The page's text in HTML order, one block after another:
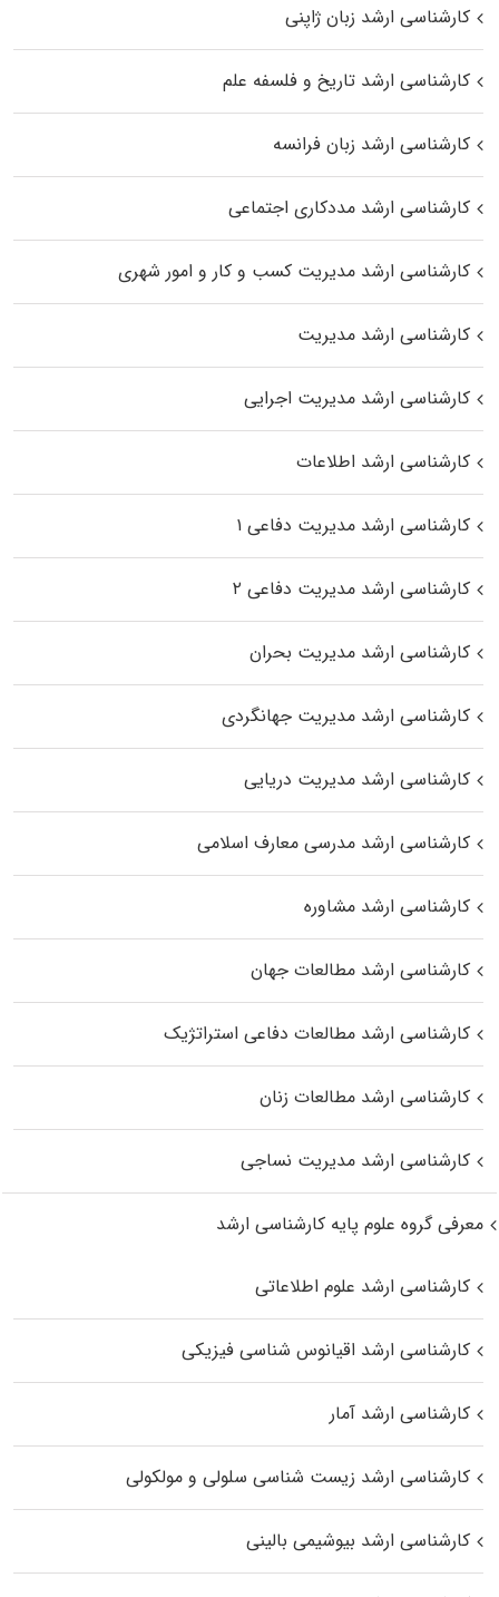
کارشناسی ارشد زبان ژاپنی
کارشناسی ارشد تاریخ و فلسفه علم
کارشناسی ارشد زبان فرانسه
کارشناسی ارشد مددکاری اجتماعی
کارشناسی ارشد مدیریت کسب و کار و امور شهری
کارشناسی ارشد مدیریت
کارشناسی ارشد مدیریت اجرایی
کارشناسی ارشد اطلاعات
کارشناسی ارشد مدیریت دفاعی ۱
کارشناسی ارشد مدیریت دفاعی ۲
کارشناسی ارشد مدیریت بحران
کارشناسی ارشد مدیریت جهانگردی
کارشناسی ارشد مدیریت دریایی
کارشناسی ارشد مدرسی معارف اسلامی
کارشناسی ارشد مشاوره
کارشناسی ارشد مطالعات جهان
کارشناسی ارشد مطالعات دفاعی استراتژیک
کارشناسی ارشد مطالعات زنان
کارشناسی ارشد مدیریت نساجی
معرفی گروه علوم پایه کارشناسی ارشد
کارشناسی ارشد علوم اطلاعاتی
کارشناسی ارشد اقیانوس‌ شناسی فیزیکی
کارشناسی ارشد آمار
کارشناسی ارشد زیست شناسی سلولی و مولکولی
کارشناسی ارشد بیوشیمی بالینی